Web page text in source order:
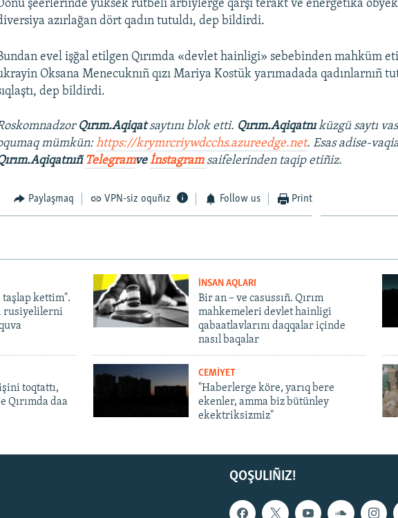
şeerlerinde yüksek rutbeli arbiylerge qarşı terakt ve energetika
azırlağan dört qadın tutuldı, dep bildirdi.
evel işğal etilgen Qırımda «devlet hainligi» sebebinden mahküm
Oksana Menecuknıñ qızı Mariya Kostük yarımadada qadınlarnıñ
dep bildirdi.
Qırım.Aqiqatsaytını blok etti. Qırım.Aqiqatnıküzgü saytı
mümkün:https://krymrcriywdcchs.azureedge.net. Esas adise-
Telegramveİnstagram saifelerinden taqip etiñiz.
Paylaşmaq VPN-siz oquñız Follow us Print
taşlap kettim".
rusiyelilerni
İNSAN AQLARI
Bir an – ve casussıñ. Qırım
mahkemeleri devlet hainligi
qabaatlavlarını daqqalar içinde
nasıl baqalar
toqtattı,
Qırımda daa
CEMİYET
"Haberlerge köre, yarıq bere
ekenler, amma biz bütünley
ekektriksizmiz"
QOŞULIÑIZ!